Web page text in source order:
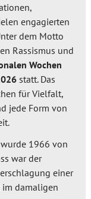
engagierten
dem Motto
Rassismus und
Wochen
statt. Das
für Vielfalt,
jede Form von
1966 von
war der
einer
damaligen